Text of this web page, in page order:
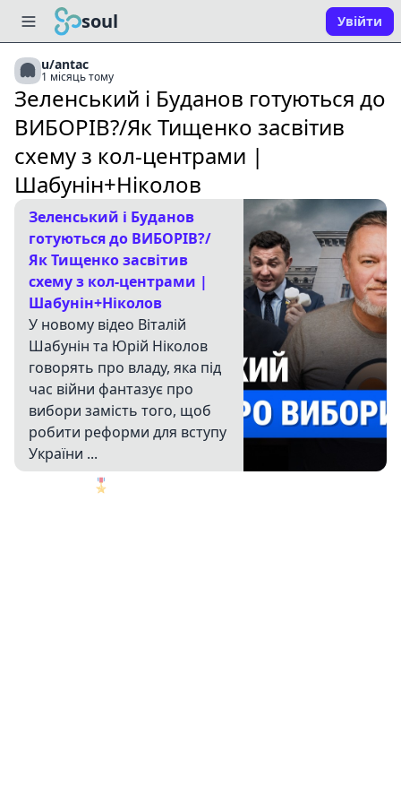
soul Увійти
u/antac
1 місяць тому
Зеленський і Буданов готуються до
ВИБОРІВ?/Як Тищенко засвітив
схему з кол-центрами |
Шабунін+Ніколов
Зеленський і Буданов
готуються до ВИБОРІВ?/
Як Тищенко засвітив
схему з кол-центрами |
Шабунін+Ніколов
У новому відео Віталій
Шабунін та Юрій Ніколов
говорять про владу, яка під
час війни фантазує про
вибори замість того, щоб
робити реформи для вступу
України ...
🎖️